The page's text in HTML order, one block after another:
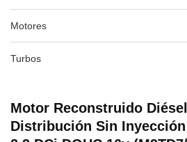
Motores
Turbos
Motor Reconstruido
Distribución Sin Inyección